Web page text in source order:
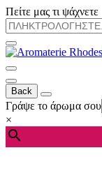
Πείτε μας τι ψάχνετε
Back
Γράψε το άρωμα σου
×